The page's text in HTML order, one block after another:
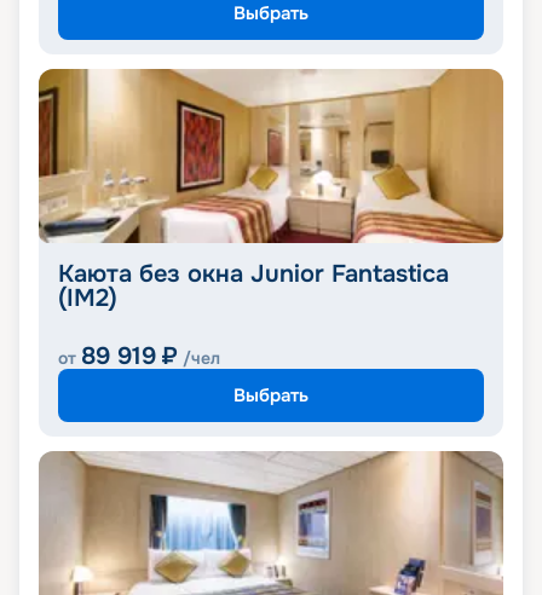
Выбрать
Каюта без окна Junior Fantastica
(IM2)
от 89 919 ₽ /чел
Выбрать